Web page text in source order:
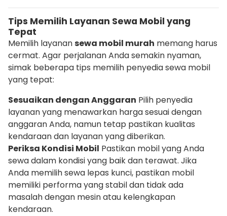
Tips Memilih Layanan Sewa Mobil yang
Tepat
Memilih layanansewa mobil murah memang harus
cermat. Agar perjalanan Anda semakin nyaman,
simak beberapa tips memilih penyedia sewa mobil
yang tepat:
Sesuaikan dengan Anggaran Pilih penyedia
layanan yang menawarkan harga sesuai dengan
anggaran Anda, namun tetap pastikan kualitas
kendaraan dan layanan yang diberikan.
Periksa Kondisi Mobil Pastikan mobil yang Anda
sewa dalam kondisi yang baik dan terawat. Jika
Anda memilih sewa lepas kunci, pastikan mobil
memiliki performa yang stabil dan tidak ada
masalah dengan mesin atau kelengkapan
kendaraan.